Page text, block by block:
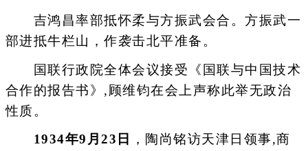
吉鸿昌率部抵怀柔与方振武会合。方振武一
部进抵牛栏山，作袭击北平准备。
国联行政院全体会议接受《国联与中国技术
合作的报告书》,顾维钧在会上声称此举无政治
性质。
1934年9月23日
，陶尚铭访天津日领事,商